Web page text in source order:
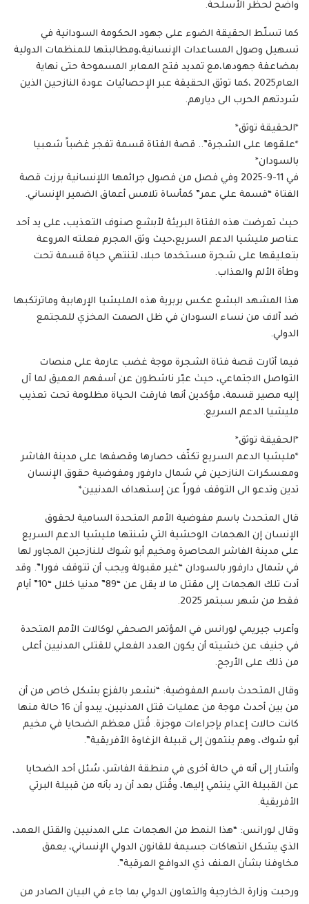
واضح لحظر الأسلحة.
كما تسلّط الحقيقة الضوء على جهود الحكومة السودانية في
تسهيل وصول المساعدات الإنسانية،ومطالبتها للمنظمات الدولية
بمضاعفة جهودها،مع تمديد فتح المعابر المسموحة حتى نهاية
العام2025 ،كما توثق الحقيقة عبر الإحصائيات عودة النازحين الذين
شردتهم الحرب الى ديارهم.
*الحقيقة توثق*
*علقوها على الشجرة”.. قصة الفتاة قسمة تفجر غضباً شعبيا
بالسودان*
في 11-9-2025 وفي فصل من فصول جرائمها اللإنسانية برزت قصة
الفتاة “قسمة علي عمر” كمأساة تلامس أعماق الضمير الإنساني.
حيث تعرضت هذه الفتاة البريئة لأبشع صنوف التعذيب، على يد أحد
عناصر مليشيا الدعم السريع،حيث وثق المجرم فعلته المروعة
بتعليقها على شجرة مستخدما حبلا، لتنتهي حياة قسمة تحت
وطأة الألم والعذاب.
هذا المشهد البشع عكس بربرية هذه المليشيا الإرهابية وماترتكبها
ضد آلاف من نساء السودان في ظل الصمت المخزي للمجتمع
الدولي.
فيما أثارت قصة فتاة الشجرة موجة غضب عارمة على منصات
التواصل الاجتماعي، حيث عبّر ناشطون عن أسفهم العميق لما آل
إليه مصير قسمة، مؤكدين أنها فارقت الحياة مظلومة تحت تعذيب
مليشيا الدعم السريع.
*الحقيقة توثق*
*مليشيا الدعم السريع تكثّف حصارها وقصفها على مدينة الفاشر
ومعسكرات النازحين في شمال دارفور ومفوضية حقوق الإنسان
تدين وتدعو الى التوقف فوراً عن إستهداف المدنيين*
قال المتحدث باسم مفوضية الأمم المتحدة السامية لحقوق
الإنسان إن الهجمات الوحشية التي شنتها مليشيا الدعم السريع
على مدينة الفاشر المحاصرة ومخيم أبو شوك للنازحين المجاور لها
في شمال دارفور بالسودان “غير مقبولة ويجب أن تتوقف فورا”. وقد
أدت تلك الهجمات إلى مقتل ما لا يقل عن “89” مدنيا خلال “10” أيام
فقط من شهر سبتمر 2025.
وأعرب جيريمي لورانس في المؤتمر الصحفي لوكالات الأمم المتحدة
في جنيف عن خشيته أن يكون العدد الفعلي للقتلى المدنيين أعلى
من ذلك على الأرجح.
وقال المتحدث باسم المفوضية: “نشعر بالفزع بشكل خاص من أن
من بين أحدث موجة من عمليات قتل المدنيين، يبدو أن 16 حالة منها
كانت حالات إعدام بإجراءات موجزة. قُتل معظم الضحايا في مخيم
أبو شوك، وهم ينتمون إلى قبيلة الزغاوة الأفريقية”.
وأشار إلى أنه في حالة أخرى في منطقة الفاشر، سُئل أحد الضحايا
عن القبيلة التي ينتمي إليها، وقُتل بعد أن رد بأنه من قبيلة البرتي
الأفريقية.
وقال لورانس: “هذا النمط من الهجمات على المدنيين والقتل العمد،
الذي يشكل انتهاكات جسيمة للقانون الدولي الإنساني، يعمق
مخاوفنا بشأن العنف ذي الدوافع العرقية”.
ورحبت وزارة الخارجية والتعاون الدولي بما جاء في البيان الصادر من